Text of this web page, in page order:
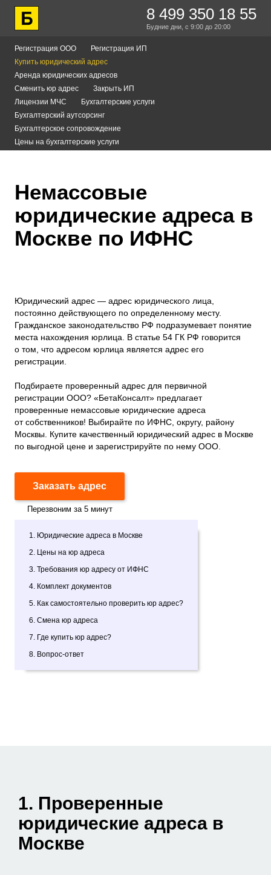
8 499 350 18 55
Будние дни, с 9:00 до 20:00
Регистрация ООО
Регистрация ИП
Купить юридический адрес
Аренда юридических адресов
Сменить юр адрес
Закрыть ИП
Лицензии МЧС
Бухгалтерские услуги
Бухгалтерский аутсорсинг
Бухгалтерское сопровождение
Цены на бухгалтерские услуги
Немассовые
юридические адреса в
Москве по ИФНС
Юридический адрес — адрес юридического лица,
постоянно действующего по определенному месту.
Гражданское законодательство РФ подразумевает понятие
места нахождения юрлица. В статье 54 ГК РФ говорится
о том, что адресом юрлица является адрес его
регистрации.
Подбираете проверенный адрес для первичной
регистрации ООО? «БетаКонсалт» предлагает
проверенные немассовые юридические адреса
от собственников! Выбирайте по ИФНС, округу, району
Москвы. Купите качественный юридический адрес в Москве
по выгодной цене и зарегистрируйте по нему ООО.
Заказать адрес
Перезвоним за 5 минут
1. Юридические адреса в Москве
2. Цены на юр адреса
3. Требования юр адресу от ИФНС
4. Комплект документов
5. Как самостоятельно проверить юр адрес?
6. Смена юр адреса
7. Где купить юр адрес?
8. Вопрос-ответ
1. Проверенные
юридические адреса в
Москве